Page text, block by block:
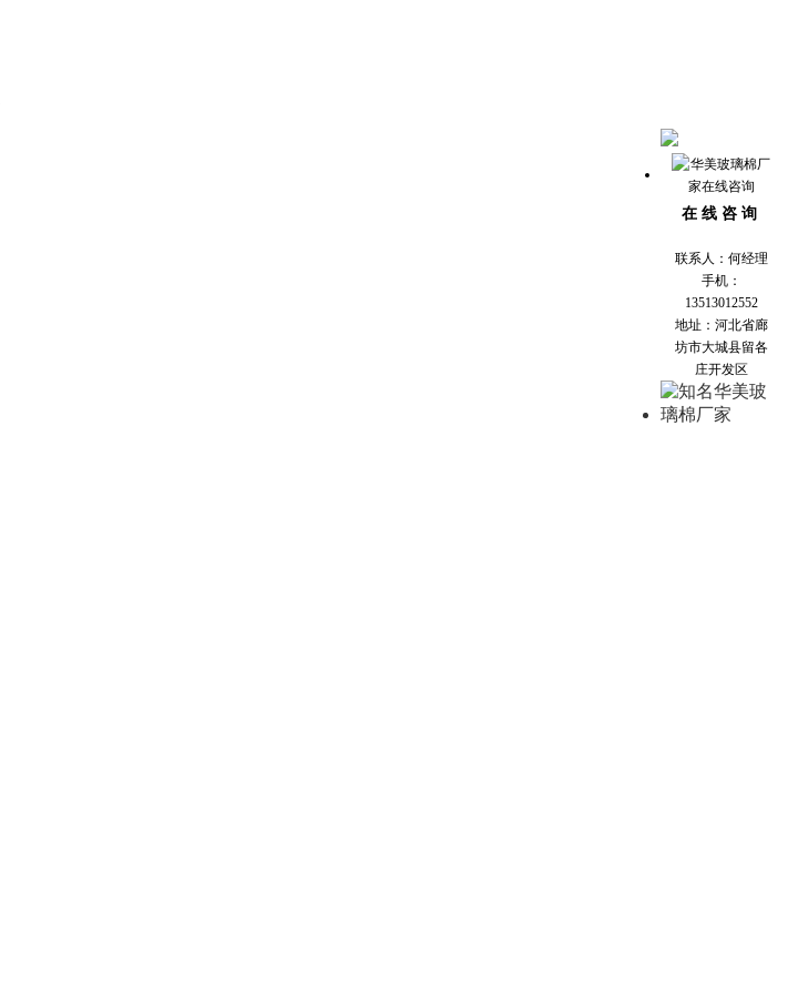
在 线 咨 询
联系人：何经理
手机：
13513012552
地址：河北省廊
坊市大城县留各
庄开发区